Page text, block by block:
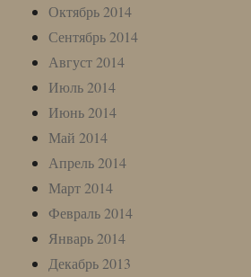
Октябрь 2014
Сентябрь 2014
Август 2014
Июль 2014
Июнь 2014
Май 2014
Апрель 2014
Март 2014
Февраль 2014
Январь 2014
Декабрь 2013